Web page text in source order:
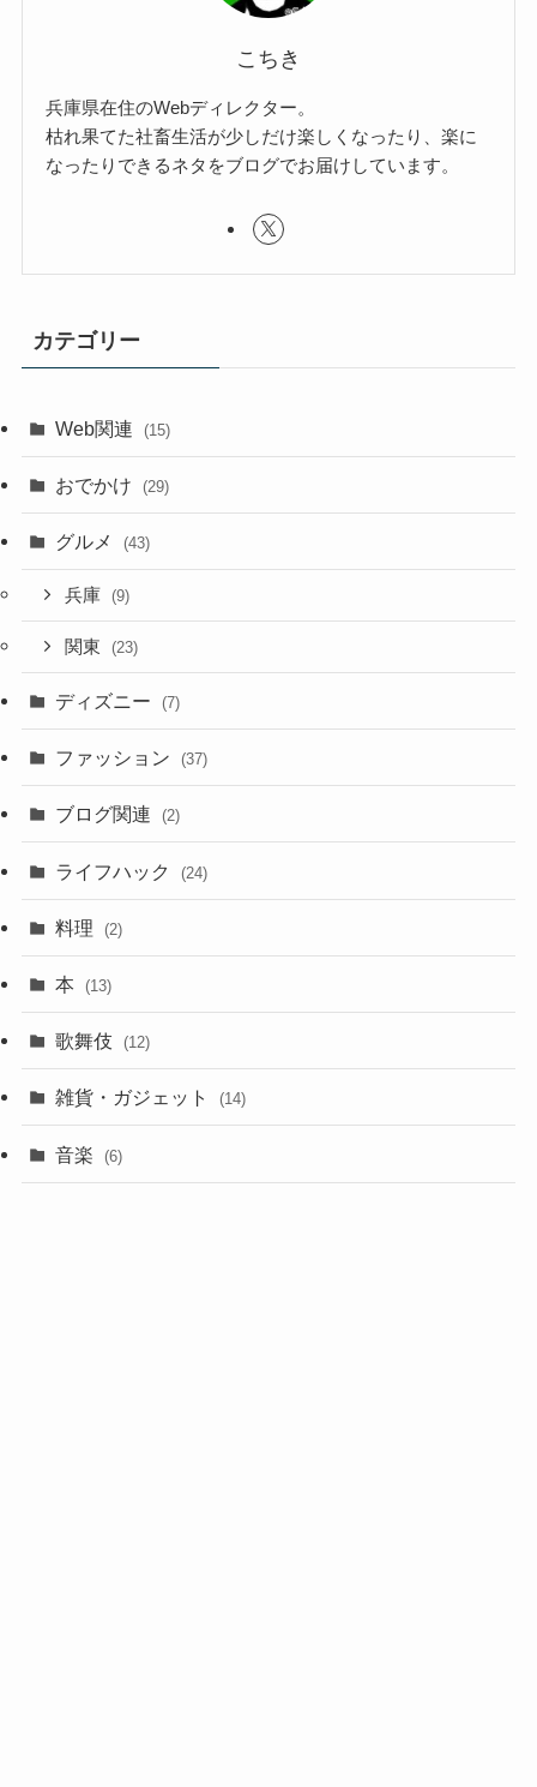
こちき
兵庫県在住のWebディレクター。
枯れ果てた社畜生活が少しだけ楽しくなったり、楽に
なったりできるネタをブログでお届けしています。
カテゴリー
Web関連 (15)
おでかけ (29)
グルメ (43)
兵庫 (9)
関東 (23)
ディズニー (7)
ファッション (37)
ブログ関連 (2)
ライフハック (24)
料理 (2)
本 (13)
歌舞伎 (12)
雑貨・ガジェット (14)
音楽 (6)